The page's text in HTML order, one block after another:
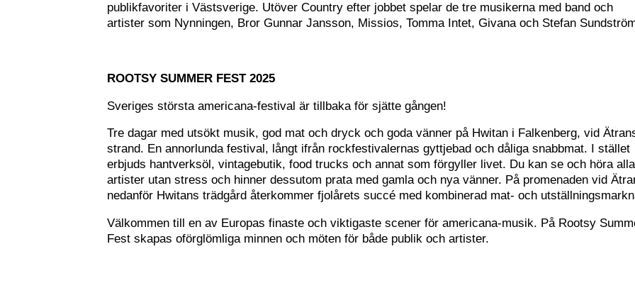
publikfavoriter i Västsverige. Utöver Country efter jobbet spelar de tre musikerna med band och
artister som Nynningen, Bror Gunnar Jansson, Missios, Tomma Intet, Givana och Stefan
ROOTSY SUMMER FEST 2025
Sveriges största americana-festival är tillbaka för sjätte gången!
Tre dagar med utsökt musik, god mat och dryck och goda vänner på Hwitan i Falkenberg, vid
strand. En annorlunda festival, långt ifrån rockfestivalernas gyttjebad och dåliga snabbmat. I stället
erbjuds hantverksöl, vintagebutik, food trucks och annat som förgyller livet. Du kan se och höra alla
artister utan stress och hinner dessutom prata med gamla och nya vänner. På promenaden vid
nedanför Hwitans trädgård återkommer fjolårets succé med kombinerad mat- och
Välkommen till en av Europas finaste och viktigaste scener för americana-musik. På Rootsy
Fest skapas oförglömliga minnen och möten för både publik och artister.